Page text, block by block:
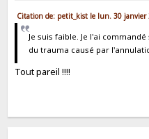
Citation de: petit_kist le lun. 30 janvier
Je suis faible. Je l'ai
du trauma causé par
Tout pareil !!!!